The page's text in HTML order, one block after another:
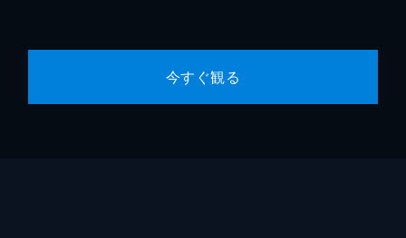
今すぐ観る